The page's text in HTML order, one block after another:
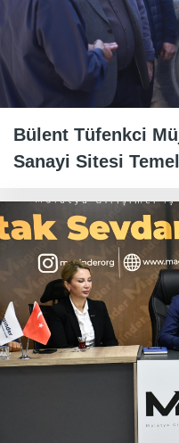
Bülent Tüfenkci
Sanayi Sitesi